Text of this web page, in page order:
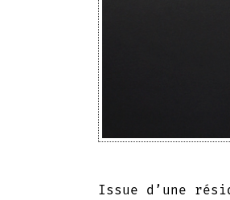
Issue d’une